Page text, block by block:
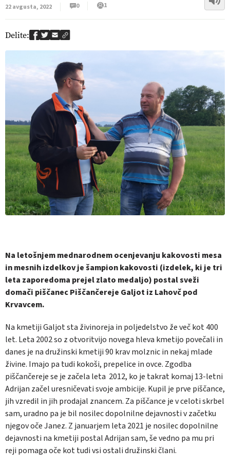
22 avgusta, 2022
0 1
Delite:
Na letošnjem mednarodnem ocenjevanju kakovosti mesa
in mesnih izdelkov je šampion kakovosti (izdelek, ki je tri
leta zaporedoma prejel zlato medaljo) postal sveži
domači piščanec Piščančereje Galjot iz Lahovč pod
Krvavcem.
Na kmetiji Galjot sta živinoreja in poljedelstvo že več kot 400
let. Leta 2002 so z otvoritvijo novega hleva kmetijo povečali in
danes je na družinski kmetiji 90 krav molznic in nekaj mlade
živine. Imajo pa tudi kokoši, prepelice in ovce. Zgodba
piščančereje se je začela leta 2012, ko je takrat komaj 13-letni
Adrijan začel uresničevati svoje ambicije. Kupil je prve piščance,
jih vzredil in jih prodajal znancem. Za piščance je v celoti skrbel
sam, uradno pa je bil nosilec dopolnilne dejavnosti v začetku
njegov oče Janez. Z januarjem leta 2021 je nosilec dopolnilne
dejavnosti na kmetiji postal Adrijan sam, še vedno pa mu pri
reji pomaga oče kot tudi vsi ostali družinski člani.